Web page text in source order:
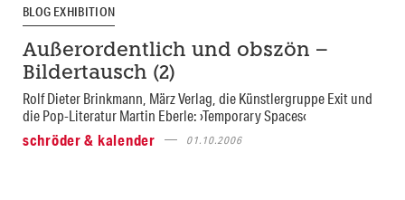
BLOG EXHIBITION
Außerordentlich und obszön –
Bildertausch (2)
Rolf Dieter Brinkmann, März Verlag, die Künstlergruppe Exit und
die Pop-Literatur Martin Eberle: ›Temporary Spaces‹
schröder & kalender
01.10.2006